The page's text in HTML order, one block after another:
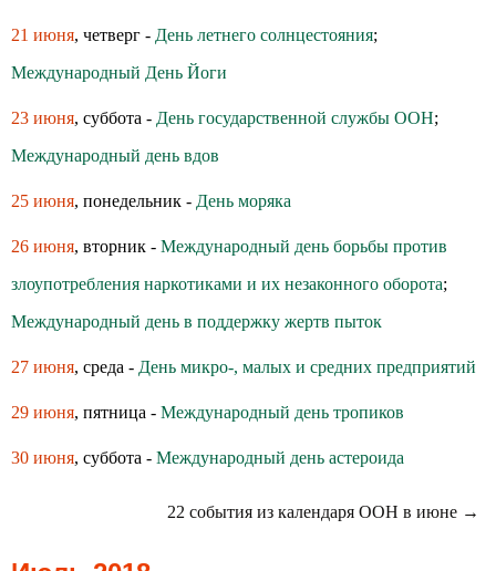
21 июня, четверг - День летнего солнцестояния;
Международный День Йоги
23 июня, суббота - День государственной службы ООН;
Международный день вдов
25 июня, понедельник - День моряка
26 июня, вторник - Международный день борьбы против
злоупотребления наркотиками и их незаконного оборота;
Международный день в поддержку жертв пыток
27 июня, среда - День микро-, малых и средних предприятий
29 июня, пятница - Международный день тропиков
30 июня, суббота - Международный день астероида
22 события из календаря ООН в июне →